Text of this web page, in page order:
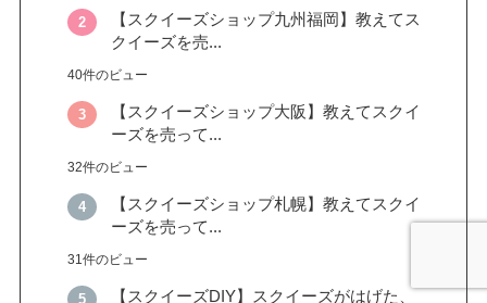
【スクイーズショップ九州福岡】教えてス
クイーズを売...
40件のビュー
【スクイーズショップ大阪】教えてスクイ
ーズを売って...
32件のビュー
【スクイーズショップ札幌】教えてスクイ
ーズを売って...
31件のビュー
【スクイーズDIY】スクイーズがはげた、